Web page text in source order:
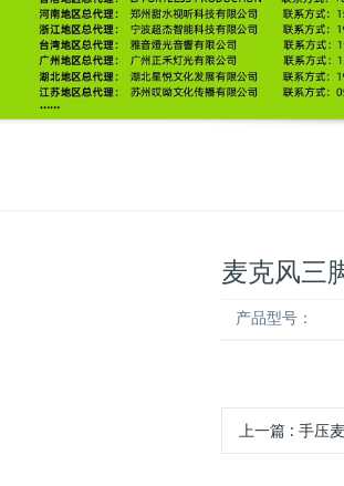
麦克风三
产品型号：
上一篇 : 手压